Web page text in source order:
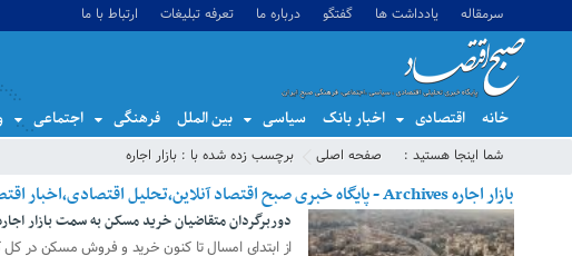
سرمقاله یادداشت ها گفتگو درباره ما تعرفه تبلیغات ارتباط با ما
خانه اقتصادی اخبار بانک سیاسی بین الملل فرهنگی اجتماعی
شما اینجا هستید : صفحه اصلی برچسب زده شده با : بازار اجاره
بازار اجاره Archives - پایگاه خبری صبح اقتصاد آنلاین،تحلیل اقتصادی،اخبار اقتصادی
10 آگوست 2021
دوربرگردان متقاضیان خرید مسکن به سمت بازار